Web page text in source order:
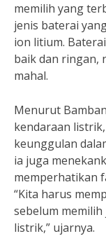
memilih yang
jenis baterai
ion litium.
baik dan ringan,
mahal.
Menurut
kendaraan
keunggulan
ia juga
memperhatikan
“Kita harus
sebelum
listrik,” ujarnya.